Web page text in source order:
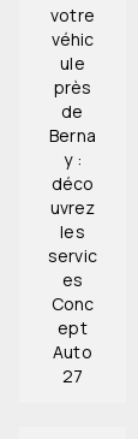
votre
véhic
ule
près
de
Berna
y :
déco
uvrez
les
servic
es
Conc
ept
Auto
27